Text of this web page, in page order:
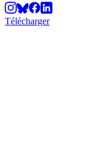
Télécharger